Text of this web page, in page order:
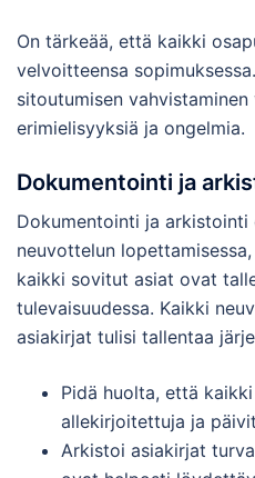
On tärkeää, että kaikki
velvoitteensa
sitoutumisen
erimielisyyksiä ja ongelmia.
Dokumentointi ja
Dokumentointi ja
neuvottelun
kaikki sovitut asiat ovat
tulevaisuudessa. Kaikki
asiakirjat tulisi tallentaa
Pidä huolta, että
allekirjoitettuja ja
Arkistoi asiakirjat